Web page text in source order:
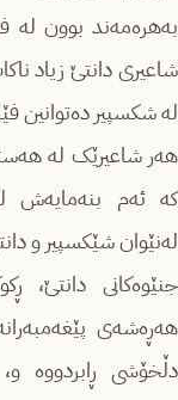
بەهرەمەند بوون
شاعیری دانتێ زیاد
لە شکسپیر دەتوانین
هەر شاعیرێک لە
کە ئەم بنەمایەش
لەنێوان شێکسپیر و
جنێوەکانی دانتێ،
هەڕەشەی
دڵخۆشی ڕابردووە و،